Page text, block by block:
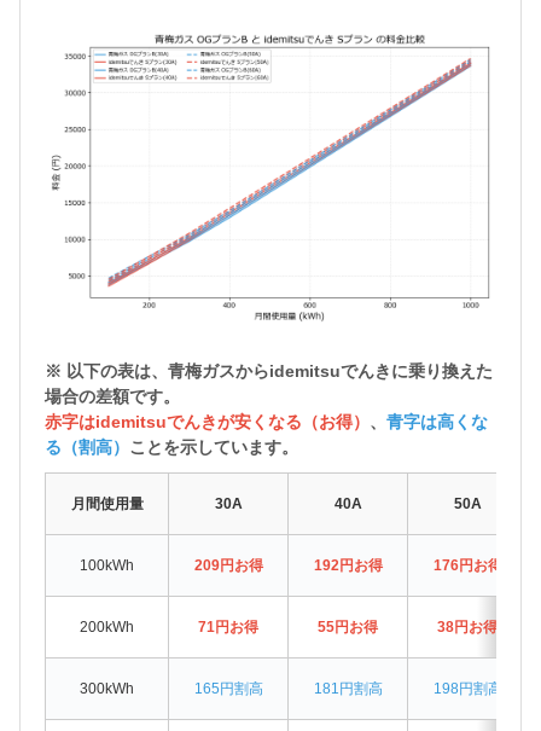
※ 以下の表は、青梅ガスからidemitsuでんきに乗り換えた
場合の差額です。
赤字はidemitsuでんきが安くなる（お得） 、 青字は高くな
る（割高） ことを示しています。
月間使用量 30A 40A 50A
100kWh 209円お得 192円お得 176円お得
200kWh 71円お得 55円お得 38円お得
300kWh 165円割高 181円割高 198円割高